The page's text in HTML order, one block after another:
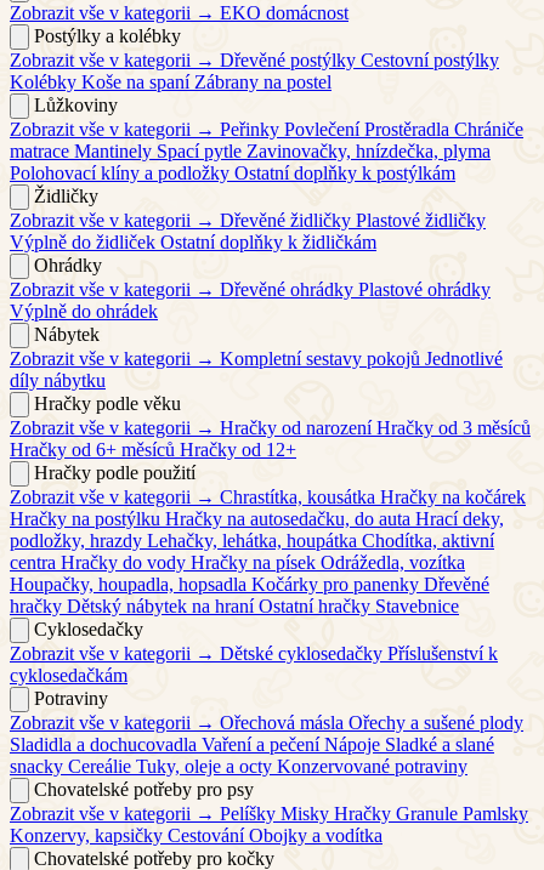
Zobrazit vše v kategorii → EKO domácnost
Postýlky a kolébky
Zobrazit vše v kategorii → Dřevěné postýlky Cestovní postýlky
Kolébky Koše na spaní Zábrany na postel
Lůžkoviny
Zobrazit vše v kategorii → Peřinky Povlečení Prostěradla Chrániče
matrace Mantinely Spací pytle Zavinovačky, hnízdečka, plyma
Polohovací klíny a podložky Ostatní doplňky k postýlkám
Židličky
Zobrazit vše v kategorii → Dřevěné židličky Plastové židličky
Výplně do židliček Ostatní doplňky k židličkám
Ohrádky
Zobrazit vše v kategorii → Dřevěné ohrádky Plastové ohrádky
Výplně do ohrádek
Nábytek
Zobrazit vše v kategorii → Kompletní sestavy pokojů Jednotlivé
díly nábytku
Hračky podle věku
Zobrazit vše v kategorii → Hračky od narození Hračky od 3 měsíců
Hračky od 6+ měsíců Hračky od 12+
Hračky podle použití
Zobrazit vše v kategorii → Chrastítka, kousátka Hračky na kočárek
Hračky na postýlku Hračky na autosedačku, do auta Hrací deky,
podložky, hrazdy Lehačky, lehátka, houpátka Chodítka, aktivní
centra Hračky do vody Hračky na písek Odrážedla, vozítka
Houpačky, houpadla, hopsadla Kočárky pro panenky Dřevěné
hračky Dětský nábytek na hraní Ostatní hračky Stavebnice
Cyklosedačky
Zobrazit vše v kategorii → Dětské cyklosedačky Příslušenství k
cyklosedačkám
Potraviny
Zobrazit vše v kategorii → Ořechová másla Ořechy a sušené plody
Sladidla a dochucovadla Vaření a pečení Nápoje Sladké a slané
snacky Cereálie Tuky, oleje a octy Konzervované potraviny
Chovatelské potřeby pro psy
Zobrazit vše v kategorii → Pelíšky Misky Hračky Granule Pamlsky
Konzervy, kapsičky Cestování Obojky a vodítka
Chovatelské potřeby pro kočky